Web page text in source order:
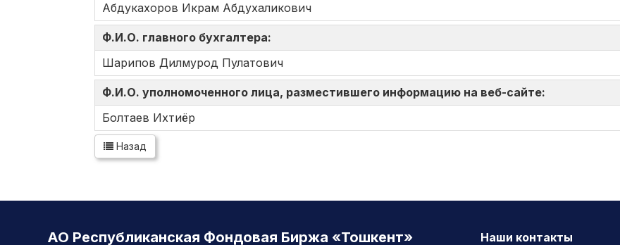
Абдукахоров Икрам Абдухаликович
Ф.И.О. главного бухгалтера:
Шарипов Дилмурод Пулатович
Ф.И.О. уполномоченного лица, разместившего информацию на веб-сайте:
Болтаев Ихтиёр
Назад
АО Республиканская Фондовая Биржа «Тошкент» Наши контакты